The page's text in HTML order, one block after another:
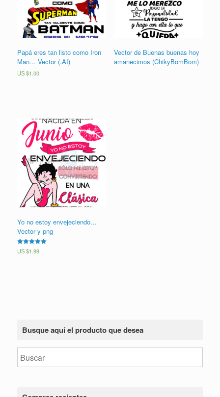
Papá eres tan listo como Iron
Man… Vector (.AI)
US $1.00
Vector de Buenas buenas hoy
amanecimos (ChikyBomBom)
Yo no estoy envejeciendo…
Vector y png
Valorado en
5.00
US $1.99
Busque aquí el producto que desea